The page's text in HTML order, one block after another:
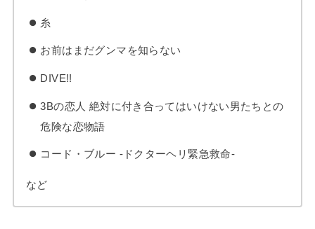
糸
お前はまだグンマを知らない
DIVE!!
3Bの恋人 絶対に付き合ってはいけない男たちとの
危険な恋物語
コード・ブルー -ドクターヘリ緊急救命-
など